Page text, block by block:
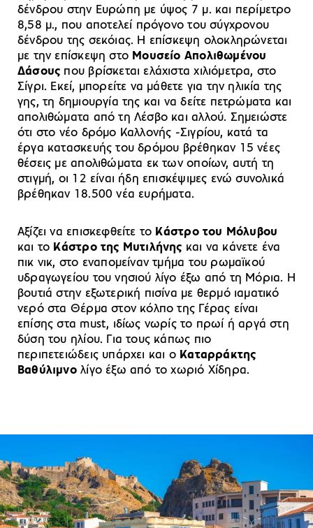
δένδρου στην Ευρώπη με ύψος 7 μ. και περίμετρο
8,58 μ., που αποτελεί πρόγονο του σύγχρονου
δένδρου της σεκόιας. Η επίσκεψη ολοκληρώνεται
με την επίσκεψη στο Μουσείο Απολιθωμένου
Δάσους που βρίσκεται ελάχιστα χιλιόμετρα, στο
Σίγρι. Εκεί, μπορείτε να μάθετε για την ηλικία της
γης, τη δημιουργία της και να δείτε πετρώματα και
απολιθώματα από τη Λέσβο και αλλού. Σημειώστε
ότι στο νέο δρόμο Καλλονής -Σιγρίου, κατά τα
έργα κατασκευής του δρόμου βρέθηκαν 15 νέες
θέσεις με απολιθώματα εκ των οποίων, αυτή τη
στιγμή, οι 12 είναι ήδη επισκέψιμες ενώ συνολικά
βρέθηκαν 18.500 νέα ευρήματα.
Αξίζει να επισκεφθείτε το Κάστρο του Μόλυβου
και το Κάστρο της Μυτιλήνης και να κάνετε ένα
πικ νικ, στο εναπομείναν τμήμα του ρωμαϊκού
υδραγωγείου του νησιού λίγο έξω από τη Μόρια. Η
βουτιά στην εξωτερική πισίνα με θερμό ιαματικό
νερό στα Θέρμα στον κόλπο της Γέρας είναι
επίσης στα must, ιδίως νωρίς το πρωί ή αργά στη
δύση του ηλίου. Για τους κάπως πιο
περιπετειώδεις υπάρχει και ο Καταρράκτης
Βαθύλιμνολίγο έξω από το χωριό Χίδηρα.